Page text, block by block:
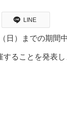
LINE
日）までの期間
することを発表し